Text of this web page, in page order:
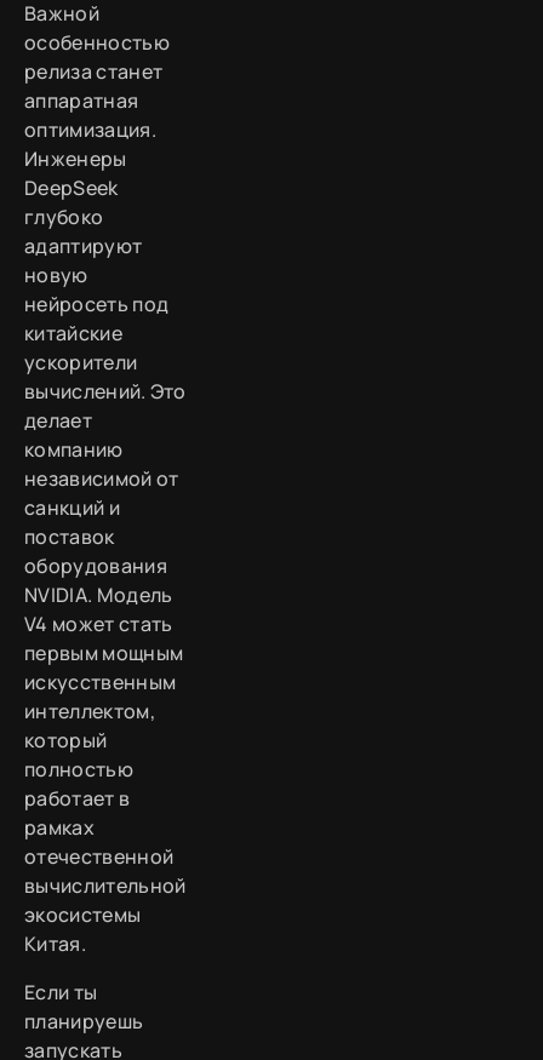
Важной
особенностью
релиза станет
аппаратная
оптимизация.
Инженеры
DeepSeek
глубоко
адаптируют
новую
нейросеть под
китайские
ускорители
вычислений. Это
делает
компанию
независимой от
санкций и
поставок
оборудования
NVIDIA. Модель
V4 может стать
первым мощным
искусственным
интеллектом,
который
полностью
работает в
рамках
отечественной
вычислительной
экосистемы
Китая.
Если ты
планируешь
запускать